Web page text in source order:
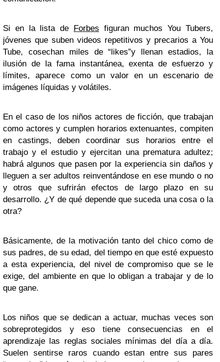
Si en la lista de Forbes figuran muchos You Tubers,
jóvenes que suben videos repetitivos y precarios a You
Tube, cosechan miles de “likes”y llenan estadios, la
ilusión de la fama instantánea, exenta de esfuerzo y
límites, aparece como un valor en un escenario de
imágenes líquidas y volátiles.
En el caso de los niños actores de ficción, que trabajan
como actores y cumplen horarios extenuantes, compiten
en castings, deben coordinar sus horarios entre el
trabajo y el estudio y ejercitan una prematura adultez;
habrá algunos que pasen por la experiencia sin daños y
lleguen a ser adultos reinventándose en ese mundo o no
y otros que sufrirán efectos de largo plazo en su
desarrollo. ¿Y de qué depende que suceda una cosa o la
otra?
Básicamente, de la motivación tanto del chico como de
sus padres, de su edad, del tiempo en que esté expuesto
a esta experiencia, del nivel de compromiso que se le
exige, del ambiente en que lo obligan a trabajar y de lo
que gane.
Los niños que se dedican a actuar, muchas veces son
sobreprotegidos y eso tiene consecuencias en el
aprendizaje las reglas sociales mínimas del día a día.
Suelen sentirse raros cuando estan entre sus pares